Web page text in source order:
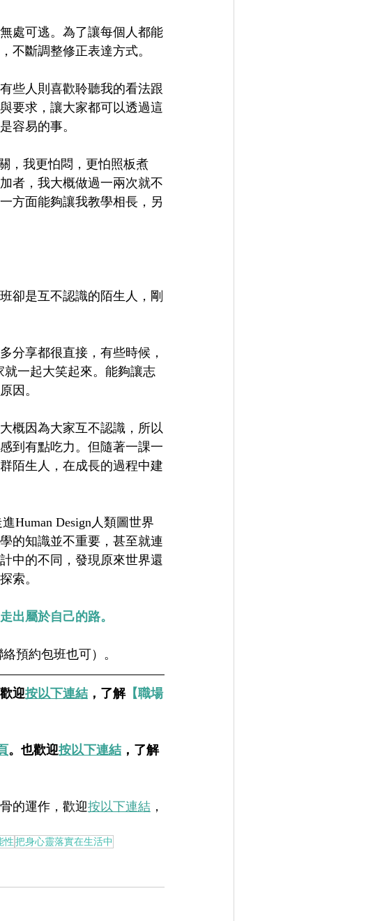
處可逃。為了讓每個人都能
不斷調整修正表達方式。
些人則喜歡聆聽我的看法跟
要求，讓大家都可以透過這
容易的事。
，我更怕悶，更怕照板煮
者，我大概做過一兩次就不
方面能夠讓我教學相長，另
卻是互不認識的陌生人，剛
分享都很直接，有些時候，
一起大笑起來。能夠讓志
因。
概因為大家互不認識，所以
到有點吃力。但隨著一課一
陌生人，在成長的過程中建
Human Design人類圖世界
的知識並不重要，甚至就連
中的不同，發現原來世界還
索。
出屬於自己的路。
絡預約包班也可）。
迎按以下連結 ，了解【職場
。也歡迎按以下連結 ，了解
的運作，歡迎按以下連結 ，
性把身心靈落實在生活中